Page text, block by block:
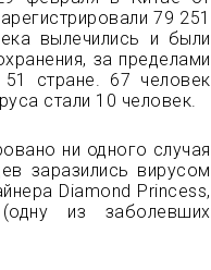
79 251
вылечились и были
за пределами
51 стране. 67 человек
стали 10 человек.
ни одного случая
заразились вирусом
Diamond Princess,
из заболевших